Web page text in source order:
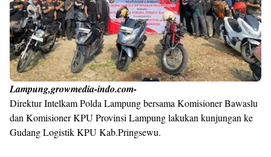
Lampung,growmedia-indo.com-
Direktur Intelkam Polda Lampung bersama Komisioner Bawaslu
dan Komisioner KPU Provinsi Lampung lakukan kunjungan ke
Gudang Logistik KPU Kab.Pringsewu.